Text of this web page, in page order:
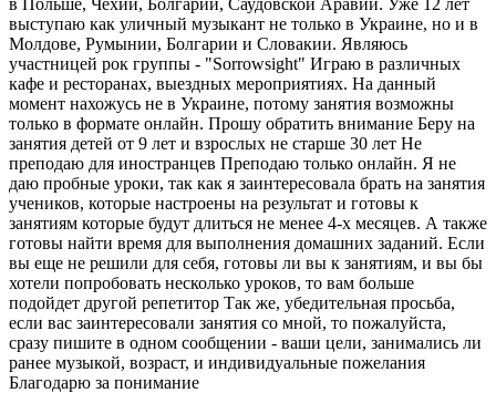
выступаю как уличный музыкант не только в Украине, но и в
Молдове, Румынии, Болгарии и Словакии. Являюсь
участницей рок группы - "Sorrowsight" Играю в различных
кафе и ресторанах, выездных мероприятиях. На данный
момент нахожусь не в Украине, потому занятия возможны
только в формате онлайн. Прошу обратить внимание Беру на
занятия детей от 9 лет и взрослых не старше 30 лет Не
преподаю для иностранцев Преподаю только онлайн. Я не
даю пробные уроки, так как я заинтересовала брать на занятия
учеников, которые настроены на результат и готовы к
занятиям которые будут длиться не менее 4-х месяцев. А также
готовы найти время для выполнения домашних заданий. Если
вы еще не решили для себя, готовы ли вы к занятиям, и вы бы
хотели попробовать несколько уроков, то вам больше
подойдет другой репетитор Так же, убедительная просьба,
если вас заинтересовали занятия со мной, то пожалуйста,
сразу пишите в одном сообщении - ваши цели, занимались ли
ранее музыкой, возраст, и индивидуальные пожелания
Благодарю за понимание